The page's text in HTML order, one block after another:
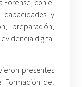
Forense, con el
y
preparación,
digital
presentes
Formación del